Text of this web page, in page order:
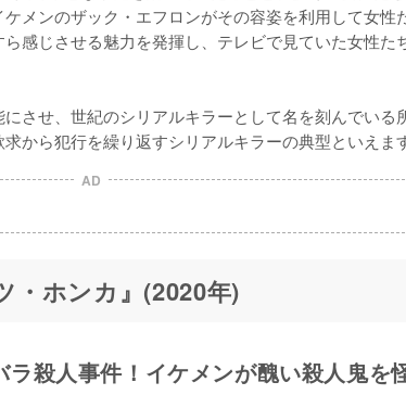
メンのザック・エフロンがその容姿を利用して女性
感じさせる魅力を発揮し、テレビで見ていた女性た
させ、世紀のシリアルキラーとして名を刻んでいる
から犯行を繰り返すシリアルキラーの典型といえます
AD
・ホンカ』(2020年)
ラ殺人事件！イケメンが醜い殺人鬼を